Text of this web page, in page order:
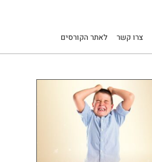
צרו קשר לאתר הקורסים